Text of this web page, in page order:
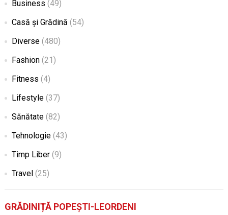
Business (49)
Casă și Grădină (54)
Diverse(480)
Fashion(21)
Fitness (4)
Lifestyle(37)
Sănătate(82)
Tehnologie(43)
Timp Liber(9)
Travel (25)
GRĂDINIȚĂ POPEȘTI-LEORDENI